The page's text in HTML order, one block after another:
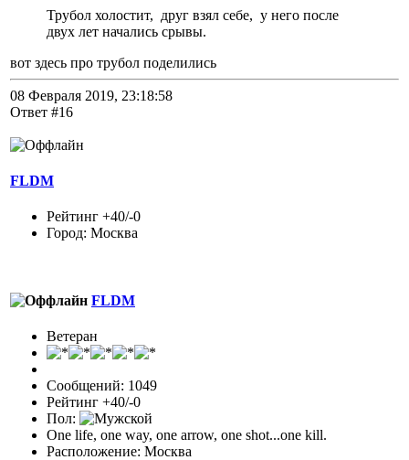
Трубол холостит, друг взял себе, у него после
двух лет начались срывы.
вот здесь про трубол поделились
08 Февраля 2019, 23:18:58
Ответ #16
FLDM
Рейтинг +40/-0
Город: Москва
FLDM
Ветеран
Сообщений: 1049
Рейтинг +40/-0
Пол:
One life, one way, one arrow, one shot...one kill.
Расположение: Москва